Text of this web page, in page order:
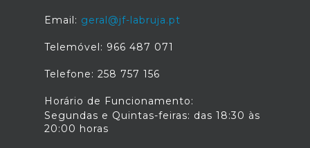
Email: geral@jf-labruja.pt
Telemóvel: 966 487 071
Telefone: 258 757 156
Horário de Funcionamento:
Segundas e Quintas-feiras: das 18:30 às
20:00 horas